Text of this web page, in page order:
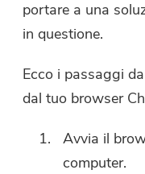
portare a una
in questione.
Ecco i passaggi
dal tuo browser
Avvia il
computer.